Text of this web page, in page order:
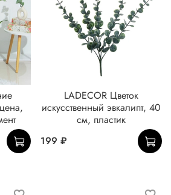
LADECOR Цветок
искусственный эвкалипт, 40
см, пластик
199 ₽